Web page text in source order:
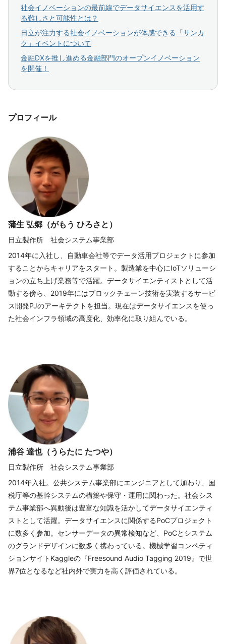
社会イノベーションの最前線でデータサイエンスを活用す
る難しさと可能性とは？
日立が注力する社会イノベーションが体感できる「サンカ
ク」イベントについて
金融DXを推し進める金融部門のオープンイノベーション
を開催！
プロフィール
蒲生 弘郷（がもう ひろさと）
日立製作所 社会システム事業部
2014年に入社し、自動車会社等でデータ活用プロジェクトに参加
することからキャリアをスタート。製造業を中心にIoTソリューシ
ョンの立ち上げ業務等で活躍。データサイエンティストとして活
動する傍ら、2019年にはブロックチェーン技術を実装するサービ
ス開発PJのアーキテクトを担当。現在はデータサイエンスを使っ
た社会インフラ領域の高度化、効率化に取り組んでいる。
浦谷 達也（うらたに たつや）
日立製作所 社会システム事業部
2014年入社。公共システム事業部にエンジニアとして加わり、国
税庁等の基幹システムの構築や保守・運用に関わった。社会シス
テム事業部へ異動後は豊富な知識を活かしてデータサイエンティ
ストとして活躍。データサイエンスに関係するPoCプロジェクト
に数多く参加。センサーデータの異常検知など、PoCとシステム
のグランドデザインに数多く携わっている。機械学習コンペティ
ションサイトKaggleの『Freesound Audio Tagging 2019』で世
界7位となるなど社内外で実力を高く評価されている。